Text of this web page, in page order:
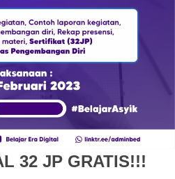
32 JP GRATIS!!!